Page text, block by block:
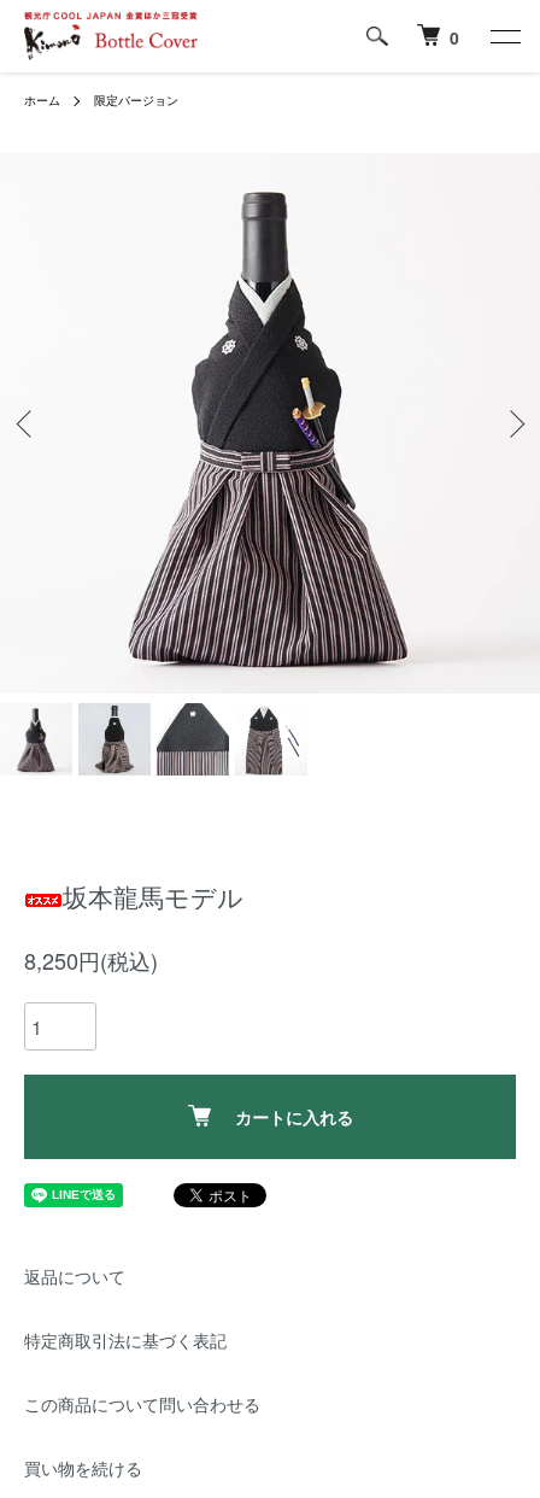
0
ホーム 限定バージョン
坂本龍馬モデル
8,250円(税込)
カートに入れる
返品について
特定商取引法に基づく表記
この商品について問い合わせる
買い物を続ける